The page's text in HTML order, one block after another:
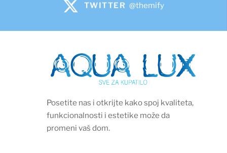
TWITTER @themify
Posetite nas i otkrijte kako spoj kvaliteta,
funkcionalnosti i estetike može da
promeni vaš dom.